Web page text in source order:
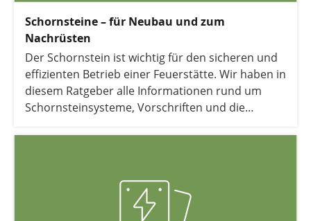
Schornsteine – für Neubau und zum
Nachrüsten
Der Schornstein ist wichtig für den sicheren und
effizienten Betrieb einer Feuerstätte. Wir haben in
diesem Ratgeber alle Informationen rund um
Schornsteinsysteme, Vorschriften und die